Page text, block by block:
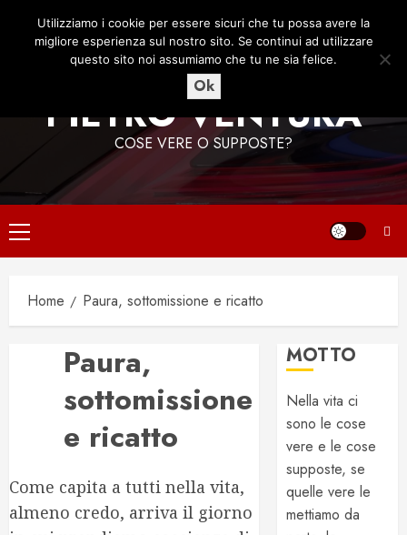
7 Agosto 202606:47:58
PIETRO VENTURA
COSE VERE O SUPPOSTE?
Menu
principale
Home Paura, sottomissione e ricatto
Paura,
sottomissione
e ricatto
Come capita a tutti nella vita,
almeno credo, arriva il giorno
MOTTO
Nella vita ci
sono le cose
vere e le cose
supposte, se
quelle vere le
mettiamo da
Utilizziamo i cookie per essere sicuri che tu possa avere la
migliore esperienza sul nostro sito. Se continui ad utilizzare
questo sito noi assumiamo che tu ne sia felice.
Ok